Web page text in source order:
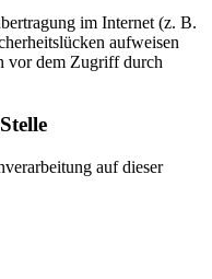
im Internet (z. B.
aufweisen
vor dem Zugriff durch
auf dieser